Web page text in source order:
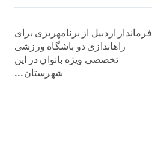
فرماندار اردبیل از برنامهریزی برای
راهاندازی دو باشگاه ورزشی
تخصصی ویژه بانوان در این
شهرستان...